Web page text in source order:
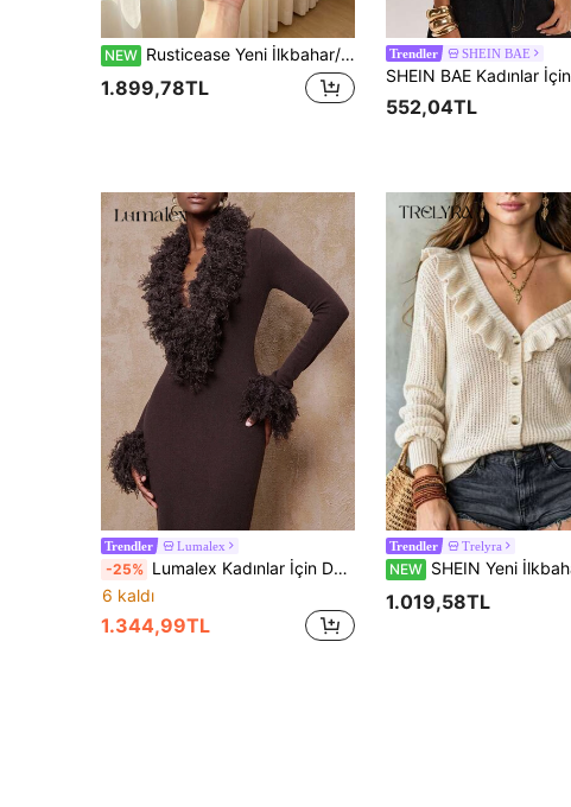
NEW Rusticease Yeni İlkbahar/Yaz Taze Vintage Sanatsal Boyalı Baskılı Yuvarlak Yaka Zarif Buz İpeği İnce Kadın Kazak
1.899,78TL
Trendler SHEIN BAE
552,04TL
Trendler Lumalex
-25% Lumalex Kadınlar İçin Düz Renkli Uzun Kollu Kürk Yakalı Dar Kesim Şık Derin V Yaka Kazak Elbise
6 kaldı
1.344,99TL
Trendler Trelyra
NEW SHEIN Yeni İlkbahar Sonbahar Coquette Fırfır Detaylı V Yaka Örme Hırka Kadın Ön
1.019,58TL